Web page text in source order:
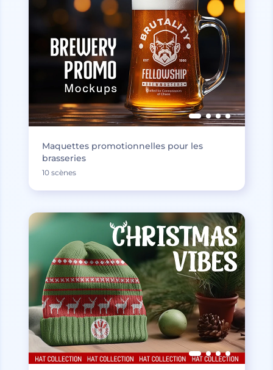
Maquettes promotionnelles pour les
brasseries
10 scènes